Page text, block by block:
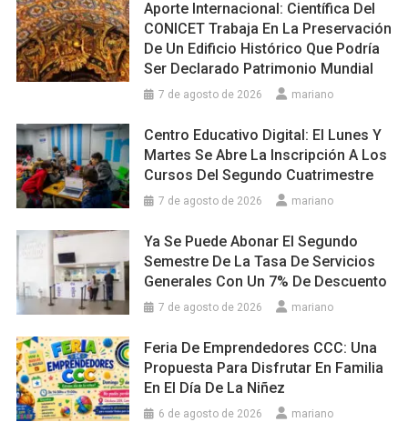
Aporte Internacional: Científica Del
CONICET Trabaja En La Preservación
De Un Edificio Histórico Que Podría
Ser Declarado Patrimonio Mundial
7 de agosto de 2026 mariano
Centro Educativo Digital: El Lunes Y
Martes Se Abre La Inscripción A Los
Cursos Del Segundo Cuatrimestre
7 de agosto de 2026 mariano
Ya Se Puede Abonar El Segundo
Semestre De La Tasa De Servicios
Generales Con Un 7% De Descuento
7 de agosto de 2026 mariano
Feria De Emprendedores CCC: Una
Propuesta Para Disfrutar En Familia
En El Día De La Niñez
6 de agosto de 2026 mariano